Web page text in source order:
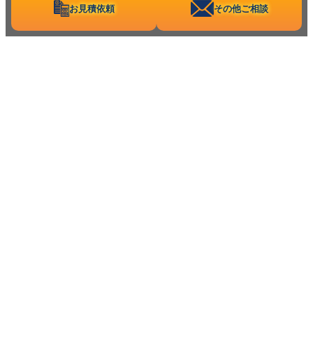
お見積依頼 その他ご相談